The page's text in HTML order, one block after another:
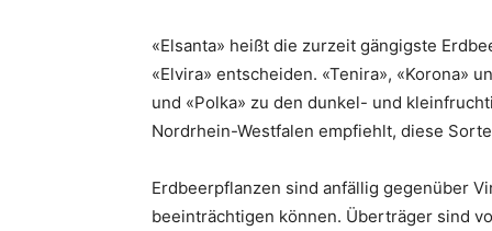
«Elsanta» heißt die zurzeit gängigste
«Elvira» entscheiden. «Tenira», «Korona»
und «Polka» zu den dunkel- und
Nordrhein-Westfalen empfiehlt, diese
Erdbeerpflanzen sind anfällig gegenüber
beeinträchtigen können. Überträger sind